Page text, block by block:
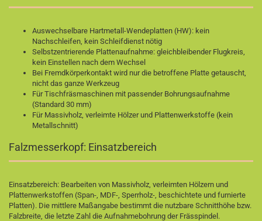
Auswechselbare Hartmetall-Wendeplatten (HW): kein
Nachschleifen, kein Schleifdienst nötig
Selbstzentrierende Plattenaufnahme: gleichbleibender Flugkreis,
kein Einstellen nach dem Wechsel
Bei Fremdkörperkontakt wird nur die betroffene Platte getauscht,
nicht das ganze Werkzeug
Für Tischfräsmaschinen mit passender Bohrungsaufnahme
(Standard 30 mm)
Für Massivholz, verleimte Hölzer und Plattenwerkstoffe (kein
Metallschnitt)
Falzmesserkopf: Einsatzbereich
Einsatzbereich: Bearbeiten von Massivholz, verleimten Hölzern und
Plattenwerkstoffen (Span-, MDF-, Sperrholz-, beschichtete und furnierte
Platten). Die mittlere Maßangabe bestimmt die nutzbare Schnitthöhe bzw.
Falzbreite, die letzte Zahl die Aufnahmebohrung der Frässpindel.